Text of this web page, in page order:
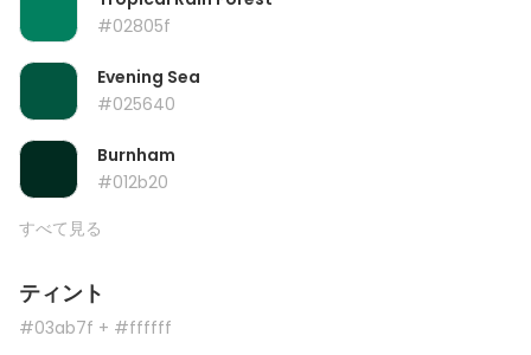
#02805f
Evening Sea
#025640
Burnham
#012b20
すべて見る
ティント
#03ab7f + #ffffff